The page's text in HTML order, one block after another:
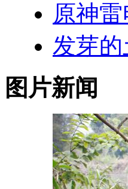
原神
发芽
图片新闻